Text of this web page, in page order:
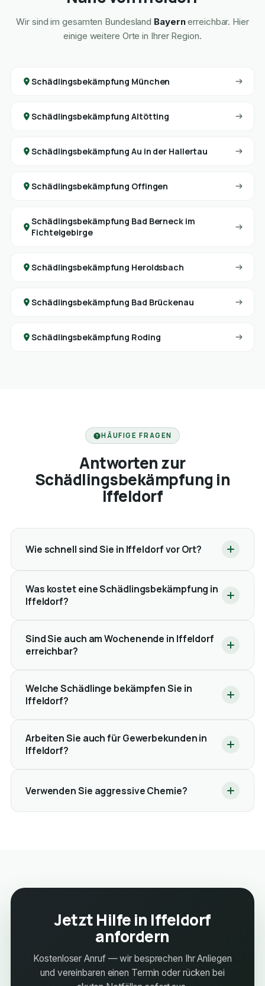
Wir sind im gesamten Bundesland Bayernerreichbar. Hier
einige weitere Orte in Ihrer Region.
Schädlingsbekämpfung München
Schädlingsbekämpfung Altötting
Schädlingsbekämpfung Au in der Hallertau
Schädlingsbekämpfung Offingen
Schädlingsbekämpfung Bad Berneck im
Fichtelgebirge
Schädlingsbekämpfung Heroldsbach
Schädlingsbekämpfung Bad Brückenau
Schädlingsbekämpfung Roding
HÄUFIGE FRAGEN
Antworten zur
Schädlingsbekämpfung in
Iffeldorf
Wie schnell sind Sie in Iffeldorf vor Ort?
Was kostet eine Schädlingsbekämpfung in
Iffeldorf?
Sind Sie auch am Wochenende in Iffeldorf
erreichbar?
Welche Schädlinge bekämpfen Sie in
Iffeldorf?
Arbeiten Sie auch für Gewerbekunden in
Iffeldorf?
Verwenden Sie aggressive Chemie?
Jetzt Hilfe in Iffeldorf
anfordern
Kostenloser Anruf — wir besprechen Ihr Anliegen
und vereinbaren einen Termin oder rücken bei